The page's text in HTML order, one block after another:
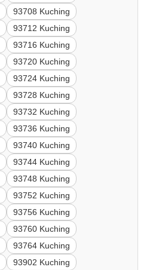
93708 Kuching
93712 Kuching
93716 Kuching
93720 Kuching
93724 Kuching
93728 Kuching
93732 Kuching
93736 Kuching
93740 Kuching
93744 Kuching
93748 Kuching
93752 Kuching
93756 Kuching
93760 Kuching
93764 Kuching
93902 Kuching